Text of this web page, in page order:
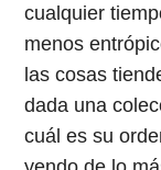
cualquier
menos
las cosas
dada una
cuál es su